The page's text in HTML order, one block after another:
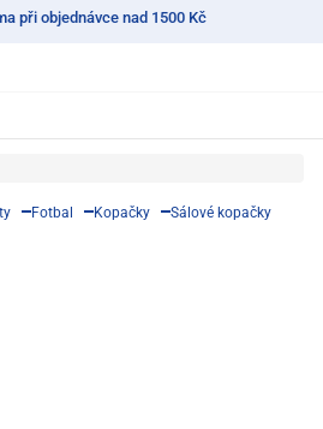
při objednávce nad 1500 Kč
Fotbal Kopačky Sálové kopačky